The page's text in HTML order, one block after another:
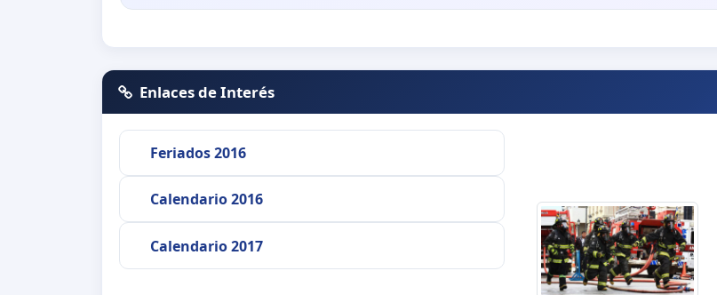
Enlaces de Interés
Feriados 2016
Calendario 2016
Calendario 2017